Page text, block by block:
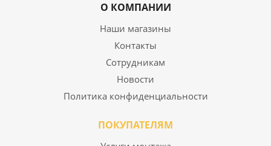
О КОМПАНИИ
Наши магазины
Контакты
Сотрудникам
Новости
Политика конфиденциальности
ПОКУПАТЕЛЯМ